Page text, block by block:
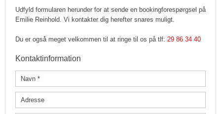
Udfyld formularen herunder for at sende en bookingforespørgsel på
Emilie Reinhold. Vi kontakter dig herefter snares muligt.
Du er også meget velkommen til at ringe til os på tlf: 29 86 34 40
Kontaktinformation